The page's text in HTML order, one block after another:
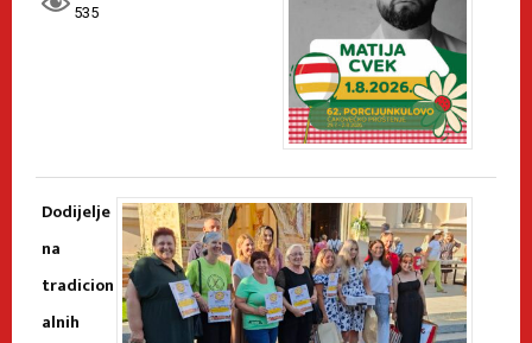
535
Dodijelje
na
tradicion
alnih